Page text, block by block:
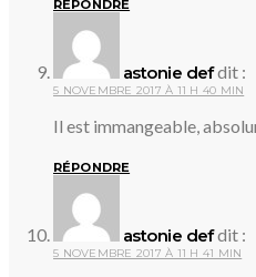
RÉPONDRE
astonie defdit :
5 NOVEMBRE 2017 À 11 H 40 MIN
Il est immangeable,
RÉPONDRE
astonie defdit :
5 NOVEMBRE 2017 À 11 H 41 MIN